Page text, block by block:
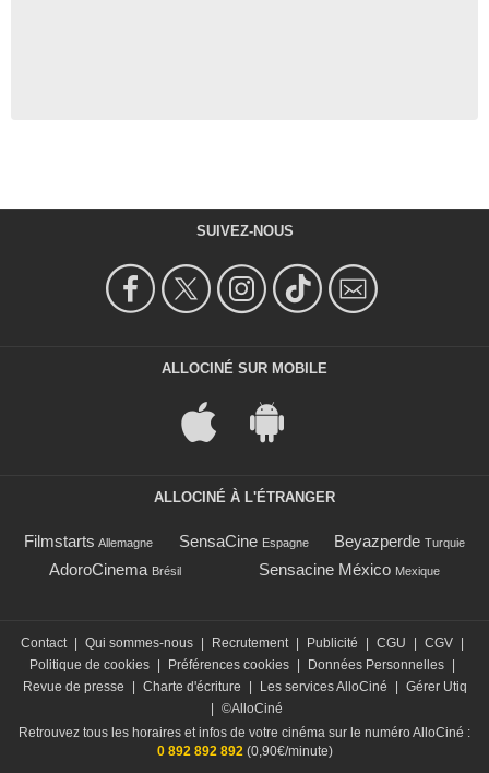
SUIVEZ-NOUS
ALLOCINÉ SUR MOBILE
ALLOCINÉ À L'ÉTRANGER
Filmstarts Allemagne SensaCine Espagne Beyazperde Turquie
AdoroCinema Brésil Sensacine México Mexique
Contact | Qui sommes-nous | Recrutement | Publicité | CGU | CGV |
Politique de cookies | Préférences cookies | Données Personnelles |
Revue de presse
| Charte d'écriture | Les services AlloCiné | Gérer Utiq
| ©AlloCiné
Retrouvez tous les horaires et infos de votre cinéma sur le numéro AlloCiné :
0 892 892 892 (0,90€/minute)